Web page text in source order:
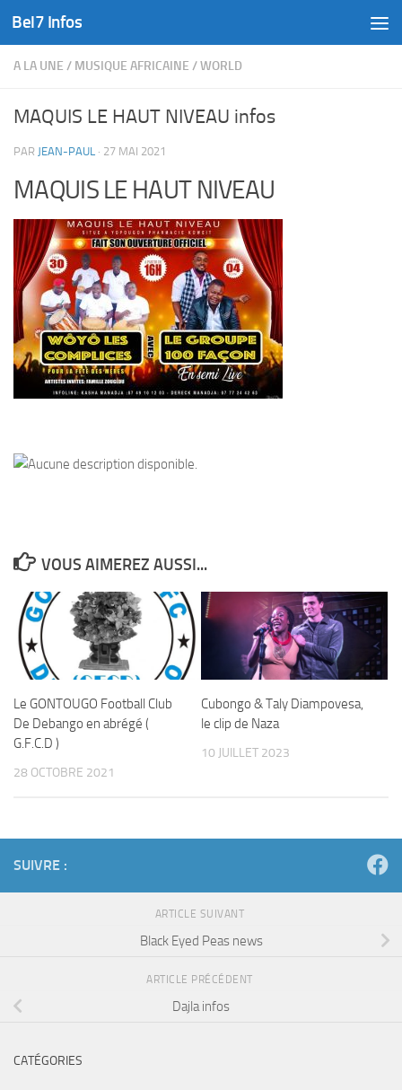
Skip to content
Bel7 Infos
A LA UNE / MUSIQUE AFRICAINE /WORLD
MAQUIS LE HAUT NIVEAU infos
PAR JEAN-PAUL · 27 MAI 2021
MAQUIS LE HAUT NIVEAU
VOUS AIMEREZ AUSSI...
Le GONTOUGO Football Club
De Debango en abrégé (
G.F.C.D )
28 OCTOBRE 2021
Cubongo & Taly Diampovesa,
le clip de Naza
10 JUILLET 2023
SUIVRE :
ARTICLE SUIVANT
Black Eyed Peas news
ARTICLE PRÉCÉDENT
Dajla infos
CATÉGORIES